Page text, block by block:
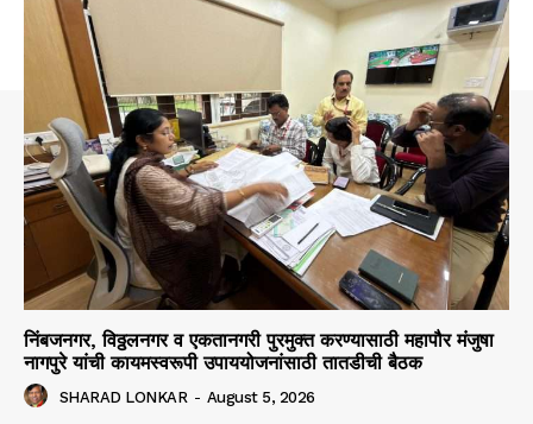
निंबजनगर, विठ्ठलनगर व एकतानगरी पुरमुक्त करण्यासाठी महापौर मंजुषा
नागपुरे यांची कायमस्वरूपी उपाययोजनांसाठी तातडीची बैठक
SHARAD LONKAR - August 5, 2026